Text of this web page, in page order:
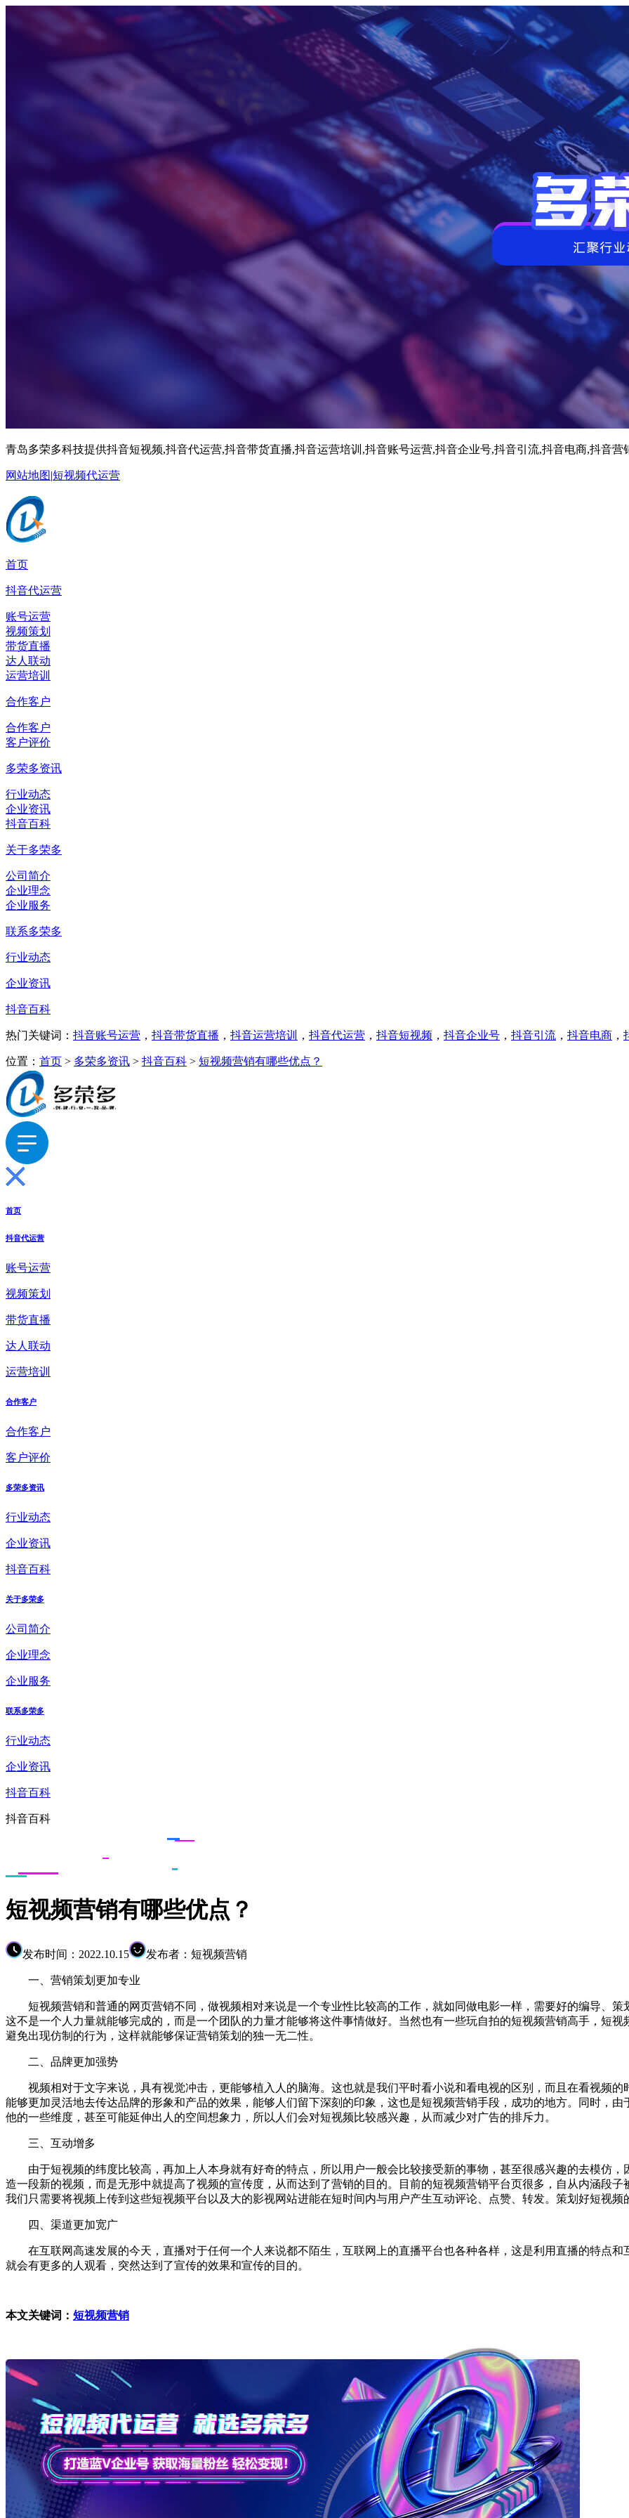
青岛多荣多科技提供抖音短视频,抖音代运营,抖音带货直播,抖音运营培训,抖音账号运营,抖音企业号,抖音引流,抖音电商,抖音营
网站地图|短视频代运营
首页
抖音代运营
账号运营
视频策划
带货直播
达人联动
运营培训
合作客户
合作客户
客户评价
多荣多资讯
行业动态
企业资讯
抖音百科
关于多荣多
公司简介
企业理念
企业服务
联系多荣多
行业动态
企业资讯
抖音百科
热门关键词： 抖音账号运营 ， 抖音带货直播 ， 抖音运营培训 ， 抖音代运营 ， 抖音短视频 ， 抖音企业号 ， 抖音引流 ， 抖音电商 ，
位置： 首页 > 多荣多资讯 > 抖音百科 > 短视频营销有哪些优点？
首页
抖音代运营
账号运营
视频策划
带货直播
达人联动
运营培训
合作客户
合作客户
客户评价
多荣多资讯
行业动态
企业资讯
抖音百科
关于多荣多
公司简介
企业理念
企业服务
联系多荣多
行业动态
企业资讯
抖音百科
抖音百科
短视频营销有哪些优点？
发布时间：2022.10.15 发布者：短视频营销
一、营销策划更加专业
短视频营销和普通的网页营销不同，做视频相对来说是一个专业性比较高的工作，就如同做电影一样，需要好的编导、策
这不是一个人力量就能够完成的，而是一个团队的力量才能够将这件事情做好。当然也有一些玩自拍的短视频营销高手，短
避免出现仿制的行为，这样就能够保证营销策划的独一无二性。
二、品牌更加强势
视频相对于文字来说，具有视觉冲击，更能够植入人的脑海。这也就是我们平时看小说和看电视的区别，而且在看视频的
能够更加灵活地去传达品牌的形象和产品的效果，能够人们留下深刻的印象，这也是短视频营销手段，成功的地方。同时，
他的一些维度，甚至可能延伸出人的空间想象力，所以人们会对短视频比较感兴趣，从而减少对广告的排斥力。
三、互动增多
由于短视频的纬度比较高，再加上人本身就有好奇的特点，所以用户一般会比较接受新的事物，甚至很感兴趣的去模仿，
造一段新的视频，而是无形中就提高了视频的宣传度，从而达到了营销的目的。目前的短视频营销平台页很多，自从内涵段子
我们只需要将视频上传到这些短视频平台以及大的影视网站进能在短时间内与用户产生互动评论、点赞、转发。策划好短视频
四、渠道更加宽广
在互联网高速发展的今天，直播对于任何一个人来说都不陌生，互联网上的直播平台也各种各样，这是利用直播的特点和
就会有更多的人观看，突然达到了宣传的效果和宣传的目的。
本文关键词： 短视频营销